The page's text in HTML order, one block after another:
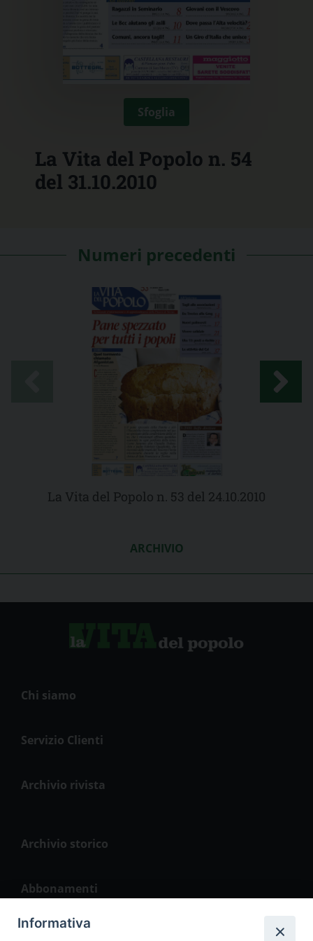
Sfoglia
La Vita del Popolo n. 54
del 31.10.2010
Numeri precedenti
La Vita del Popolo n. 53 del 24.10.2010
ARCHIVIO
Chi siamo
Servizio Clienti
Archivio rivista
Archivio storico
Abbonamenti
Informativa